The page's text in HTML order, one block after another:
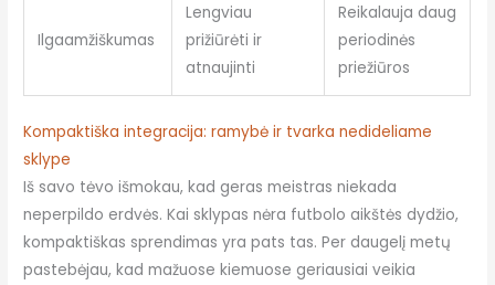
Ilgaamžiškumas
Lengviau
prižiūrėti ir
atnaujinti
Reikalauja daug
periodinės
priežiūros
Kompaktiška integracija: ramybė ir tvarka nedideliame
sklype
Iš savo tėvo išmokau, kad geras meistras niekada
neperpildo erdvės. Kai sklypas nėra futbolo aikštės dydžio,
kompaktiškas sprendimas yra pats tas. Per daugelį metų
pastebėjau, kad mažuose kiemuose geriausiai veikia